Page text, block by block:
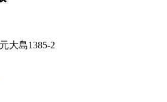
大島1385-2